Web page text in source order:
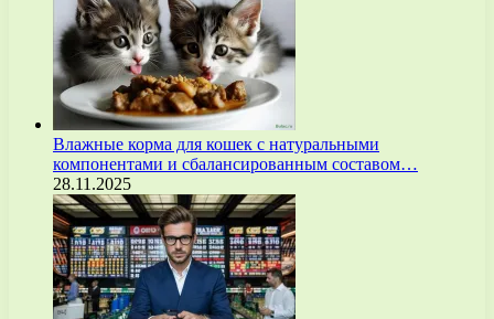
Влажные корма для кошек с натуральными
компонентами и сбалансированным составом…
28.11.2025